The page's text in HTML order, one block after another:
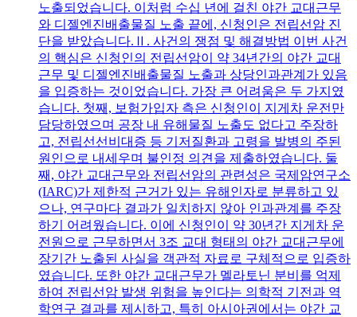
노출되었습니다. 이처럼 수십 년에 걸친 야간 교대근무
와 디젤엔진배출물질 노출 끝에, 신청인은 전립선암 진
단을 받았습니다.Ⅱ. 사건의 쟁점 및 해결방법 이번 사건
의 핵심은 신청인의 전립선암이 약 34년간의 야간 교대
근무 및 디젤엔진배출물질 노출과 상당인과관계가 있음
을 입증하는 것이었습니다. 가장 큰 어려움은 두 가지였
습니다. 첫째, 보험가입자 측은 신청인이 지게차 운전만
담당하였으며 공장 내 유해물질 노출도 없다고 주장하
고, 전립선선비대증 등 기저질환과 고령을 발병의 주된
원인으로 내세우며 불인정 의견을 제출하였습니다. 둘
째, 야간 교대근무와 전립선암의 관련성은 국제암연구소
(IARC)가 제한적 근거가 있는 유해인자로 분류하고 있
으나, 연구마다 결과가 일치하지 않아 인과관계를 주장
하기 어려웠습니다. 이에 신청인이 약 30년간 지게차 운
전원으로 근무하면서 3조 교대 형태의 야간 교대근무에
장기간 노출된 사실을 객관적 자료로 구체적으로 입증하
였습니다. 또한 야간 교대근무가 멜라토닌 분비를 억제
하여 전립선암 발생 위험을 높인다는 의학적 기전과 역
학연구 결과를 제시하고, 특히 아시아권에서는 야간 교